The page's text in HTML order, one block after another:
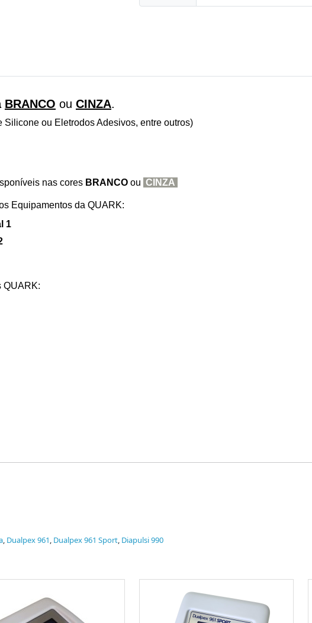
BRANCO ou CINZA.
ou Eletrodos Adesivos, entre outros)
nas cores BRANCO ou CINZA
Equipamentos da QUARK:
1
QUARK:
, Dualpex 961, Dualpex 961 Sport, Diapulsi 990